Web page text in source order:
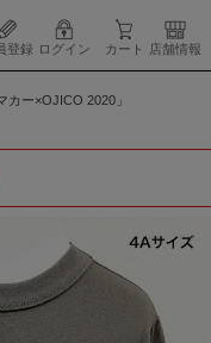
登録 ログイン カート 店舗情報
カー×OJICO 2020」